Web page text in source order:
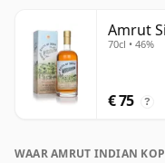
Amrut
70cl • 46%
€ 75 ?
WAAR AMRUT INDIAN